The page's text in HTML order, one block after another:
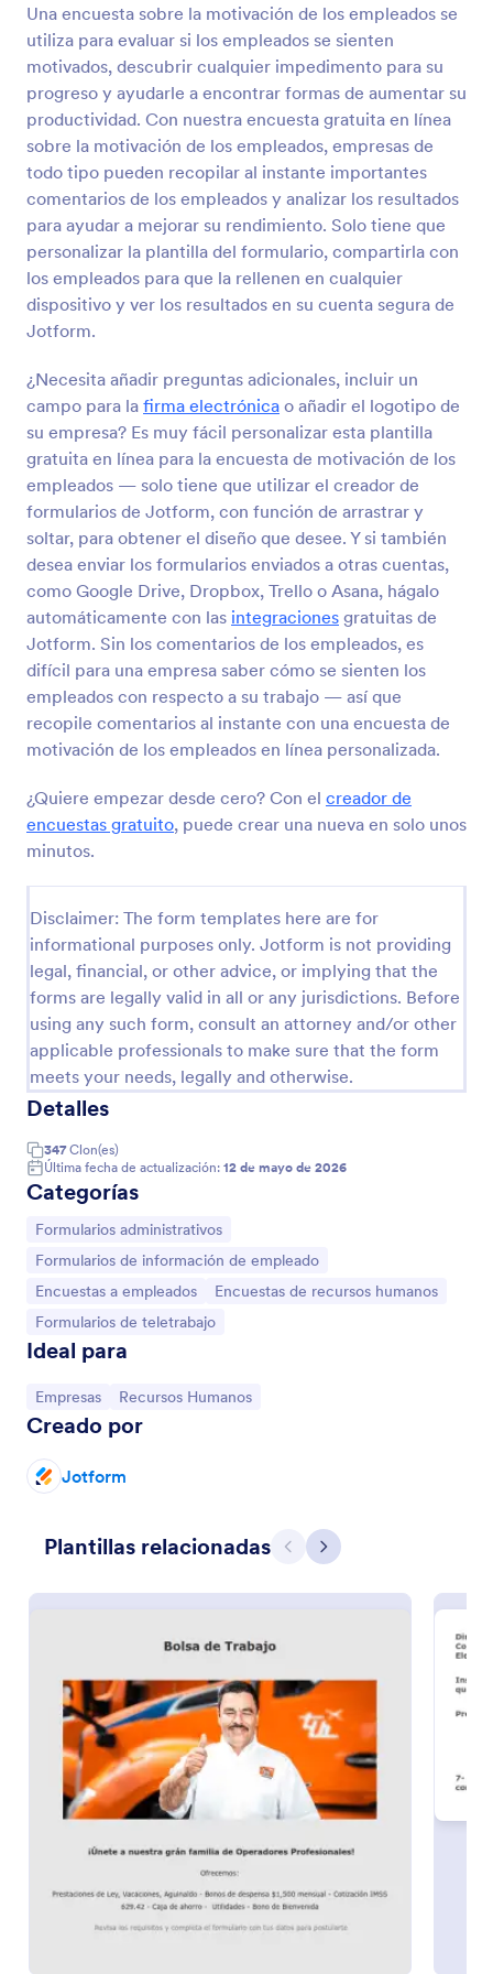
Una encuesta sobre la motivación de los empleados se
utiliza para evaluar si los empleados se sienten
motivados, descubrir cualquier impedimento para su
progreso y ayudarle a encontrar formas de aumentar su
productividad. Con nuestra encuesta gratuita en línea
sobre la motivación de los empleados, empresas de
todo tipo pueden recopilar al instante importantes
comentarios de los empleados y analizar los resultados
para ayudar a mejorar su rendimiento. Solo tiene que
personalizar la plantilla del formulario, compartirla con
los empleados para que la rellenen en cualquier
dispositivo y ver los resultados en su cuenta segura de
Jotform.
¿Necesita añadir preguntas adicionales, incluir un
campo para la firma electrónica o añadir el logotipo de
su empresa? Es muy fácil personalizar esta plantilla
gratuita en línea para la encuesta de motivación de los
empleados — solo tiene que utilizar el creador de
formularios de Jotform, con función de arrastrar y
soltar, para obtener el diseño que desee. Y si también
desea enviar los formularios enviados a otras cuentas,
como Google Drive, Dropbox, Trello o Asana, hágalo
automáticamente con las integraciones gratuitas de
Jotform. Sin los comentarios de los empleados, es
difícil para una empresa saber cómo se sienten los
empleados con respecto a su trabajo — así que
recopile comentarios al instante con una encuesta de
motivación de los empleados en línea personalizada.
¿Quiere empezar desde cero? Con el creador de
encuestas gratuito, puede crear una nueva en solo unos
minutos.
Disclaimer: The form templates here are for
informational purposes only. Jotform is not providing
legal, financial, or other advice, or implying that the
forms are legally valid in all or any jurisdictions. Before
using any such form, consult an attorney and/or other
applicable professionals to make sure that the form
meets your needs, legally and otherwise.
Detalles
347 Clon(es)
Última fecha de actualización: 12 de mayo de 2026
Categorías
Ir a Categoría:
Formularios administrativos
Ir a Categoría:
Formularios de información de empleado
Ir a Categoría:
Encuestas a empleados Ir a Categoría:
Encuestas de recursos humanos
Ir a Categoría:
Formularios de teletrabajo
Ideal para
Ir a Categoría:
Empresas Ir a Categoría:
Recursos Humanos
Creado por
Jotform
Plantillas relacionadas AtrásSiguiente
Vista previa
Formulario De Planilla De Inscripción A Club Deportivo
Para inscribir o re-inscribir miembros con sus datos
personales, de contacto, de salud,
profesionales/laborales, información de disciplinas
deportivas y horarios. Esta plantilla viene con una
variedad de widgets para demostrar con este caso
real su uso y funcionamiento, entre ellos: campos
narrativos, e-firma y botonos de opción múltiple.
Go to Category:
Formularios de negocio
Usar plantilla
reporta acerca del problema, el técnico que
atendió, el tipo de servicio, horas de inicio y
Go to Category:
Formularios de negocio